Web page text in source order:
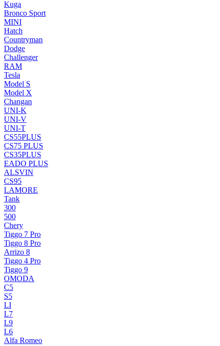
Kuga
Bronco Sport
MINI
Hatch
Countryman
Dodge
Challenger
RAM
Tesla
Model S
Model X
Changan
UNI-K
UNI-V
UNI-T
CS55PLUS
CS75 PLUS
CS35PLUS
EADO PLUS
ALSVIN
CS95
LAMORE
Tank
300
500
Chery
Tiggo 7 Pro
Tiggo 8 Pro
Arrizo 8
Tiggo 4 Pro
Tiggo 9
OMODA
C5
S5
LI
L7
L9
L6
Alfa Romeo